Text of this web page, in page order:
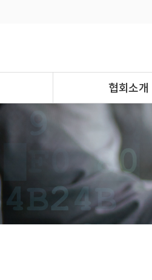
협회소개